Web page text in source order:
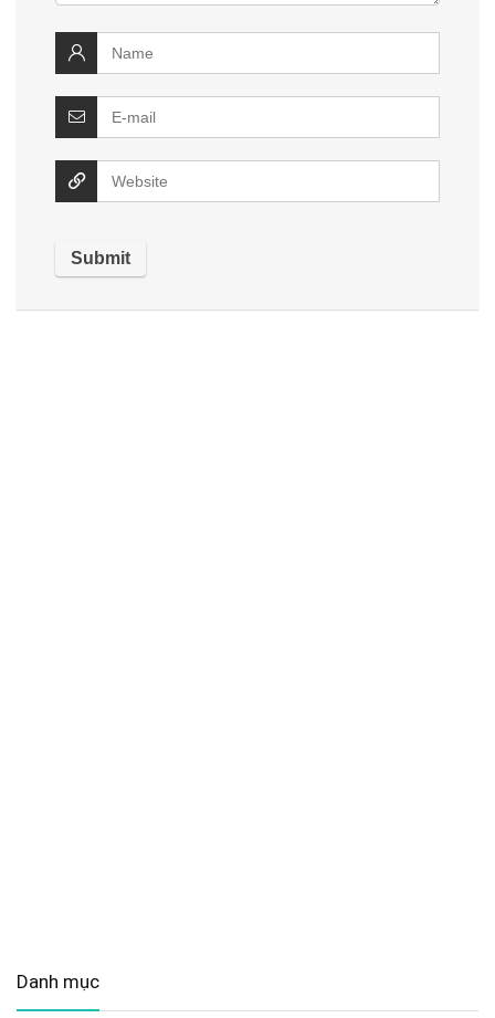
Danh mục